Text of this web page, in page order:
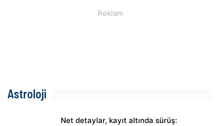
Astroloji
Net detaylar, kayıt altında sürüş: